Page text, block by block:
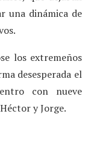
una dinámica de
los extremeños
desesperada el
con nueve
y Jorge.